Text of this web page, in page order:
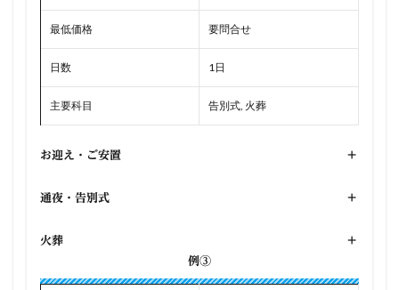
最低価格 要問合せ
日数 1日
主要科目 告別式, 火葬
お迎え・ご安置 +
通夜・告別式 +
火葬
+
例③